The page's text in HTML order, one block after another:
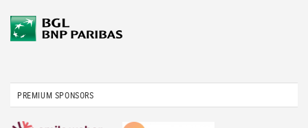
PREMIUM SPONSORS